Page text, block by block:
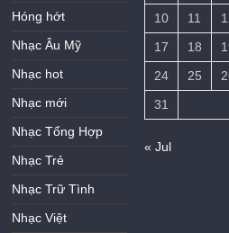
Hóng hớt
Nhạc Âu Mỹ
Nhạc hot
Nhạc mới
Nhạc Tổng Hợp
Nhạc Trẻ
Nhạc Trữ Tình
Nhạc Việt
10
11
17
18
24
25
31
« Jul